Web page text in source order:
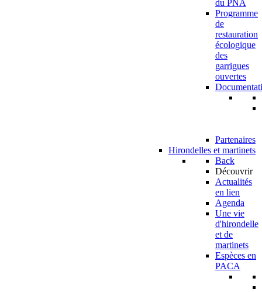
du PNA
Programme
de
restauration
écologique
des
garrigues
ouvertes
Partenaires
Hirondelles et martinets
Back
Découvrir
Actualités
en lien
Agenda
Une vie
d'hirondelle
et de
martinets
Espèces en
PACA